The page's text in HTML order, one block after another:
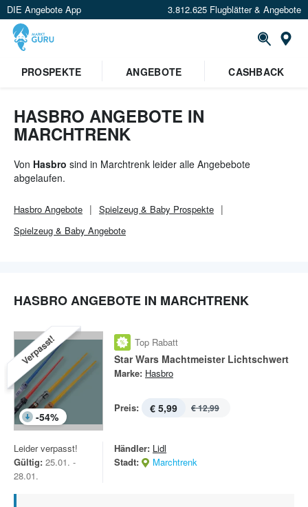
DIE Angebote App 3.812.625 Flugblätter & Angebote
PROSPEKTE
ANGEBOTE CASHBACK
HASBRO ANGEBOTE IN
MARCHTRENK
Von Hasbro sind in Marchtrenk leider alle Angebebote
abgelaufen.
Hasbro Angebote Spielzeug & Baby Prospekte
Spielzeug & Baby Angebote
HASBRO ANGEBOTE IN MARCHTRENK
Verpasst!
-54%
Top Rabatt
Star Wars Machtmeister Lichtschwert
Marke: Hasbro
Preis: € 5,99 € 12,99
Leider verpasst!
Gültig: 25.01. -
28.01.
Händler: Lidl
Stadt:
Marchtrenk